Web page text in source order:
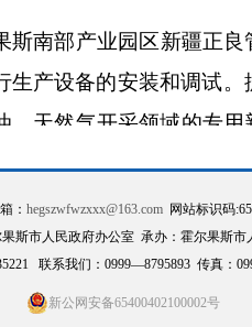
斯南部产业园区新疆正
生产设备的安装和调试
、天然气开采领域的专
品制造等业务。
限公司负责人郑志勇说：
将完成，争取在下个月
品在全球的领先性，我
： hegszwfwzxxx@163.com网站标识码
斯市人民政府办公室 承办：霍尔果斯市
联系我们：0999—8795893 传真：
新公网安备65400402100002号